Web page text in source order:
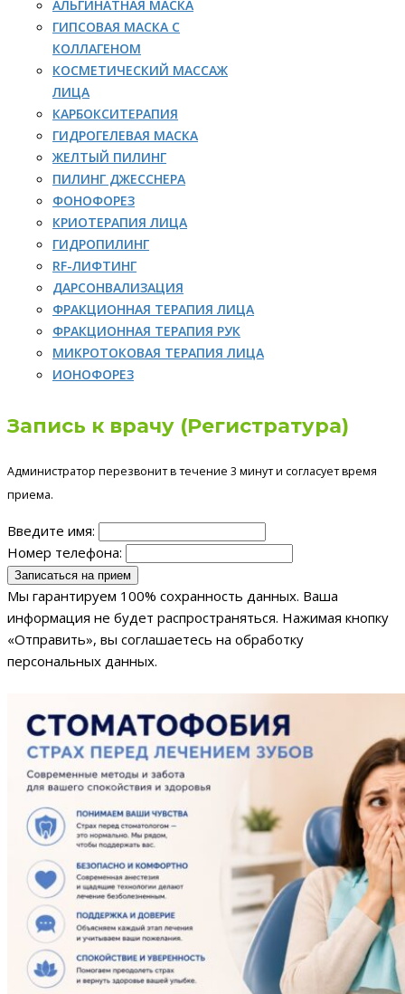
АЛЬГИНАТНАЯ МАСКА
ГИПСОВАЯ МАСКА С
КОЛЛАГЕНОМ
КОСМЕТИЧЕСКИЙ МАССАЖ
ЛИЦА
КАРБОКСИТЕРАПИЯ
ГИДРОГЕЛЕВАЯ МАСКА
ЖЕЛТЫЙ ПИЛИНГ
ПИЛИНГ ДЖЕССНЕРА
ФОНОФОРЕЗ
КРИОТЕРАПИЯ ЛИЦА
ГИДРОПИЛИНГ
RF-ЛИФТИНГ
ДАРСОНВАЛИЗАЦИЯ
ФРАКЦИОННАЯ ТЕРАПИЯ ЛИЦА
ФРАКЦИОННАЯ ТЕРАПИЯ РУК
МИКРОТОКОВАЯ ТЕРАПИЯ ЛИЦА
ИОНОФОРЕЗ
Запись к врачу (Регистратура)
Администратор перезвонит в течение 3 минут и согласует время
приема.
Введите имя:
Номер телефона:
Мы гарантируем 100% сохранность данных. Ваша
информация не будет распространяться. Нажимая кнопку
«Отправить», вы соглашаетесь на обработку
персональных данных.